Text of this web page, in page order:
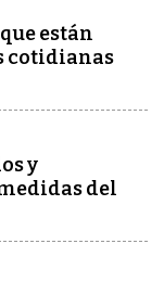
están
cotidianas
y
del